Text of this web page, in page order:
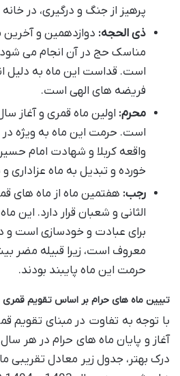
پرهیز از جنگ و درگیری، در
ذی الحجه: دوازدهمین و
مناسک حج در آن انجام می
است. قداست این ماه به دلیل
فریضه های الهی است.
محرم: اولین ماه قمری و آغاز
است. حرمت این ماه به ویژه
واقعه کربلا و شهادت امام
خورده و تبدیل به ماه
رجب: هفتمین ماه از ماه های
الثانی و شعبان قرار دارد. این
برای عبادت و خودسازی است و
معروف است، زیرا قبیله مضر
حرمت این ماه پایبند بودند.
تبیین ماه های حرام بر اساس تقویم
با توجه به تفاوت در مبنای تقویم
آغاز و پایان ماه های حرام در هر
درک بهتر، جدول زیر معادل تقریبی